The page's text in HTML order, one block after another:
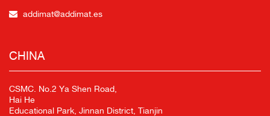
addimat@addimat.es
CHINA
CSMC. No.2 Ya Shen Road,
Hai He
Educational Park, Jinnan District, Tianjin